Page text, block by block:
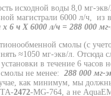
исходной воды 8,0 мг-
магистрали 6000 л/ч, из
х 6 ч Х 6000 л/ч = 288 000
смолы (с
≈1050 мг-экв/л. Отсюда
в течение 6 часов
не менее: 288 000 мг-
как минимум, мы
2472-MG-764, а не